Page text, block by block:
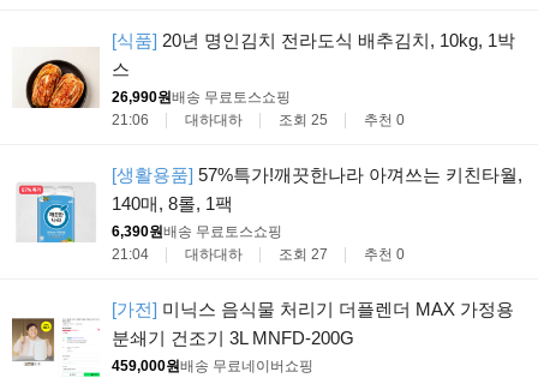
[식품] 20년 명인김치 전라도식 배추김치, 10kg, 1박
스
26,990원배송 무료토스쇼핑
21:06
대하대하 조회 25 추천 0
[생활용품] 57%특가!깨끗한나라 아껴쓰는 키친타월,
140매, 8롤, 1팩
6,390원배송 무료토스쇼핑
21:04
대하대하 조회 27 추천 0
[가전] 미닉스 음식물 처리기 더플렌더 MAX 가정용
분쇄기 건조기 3L MNFD-200G
459,000원배송 무료네이버쇼핑